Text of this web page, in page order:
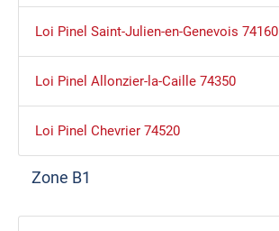
Loi Pinel Saint-Julien-en-Genevois 74160
Loi Pinel Allonzier-la-Caille 74350
Loi Pinel Chevrier 74520
Zone B1